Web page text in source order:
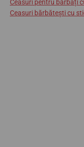
Ceasuri pentru bărbați
Ceasuri bărbătești cu